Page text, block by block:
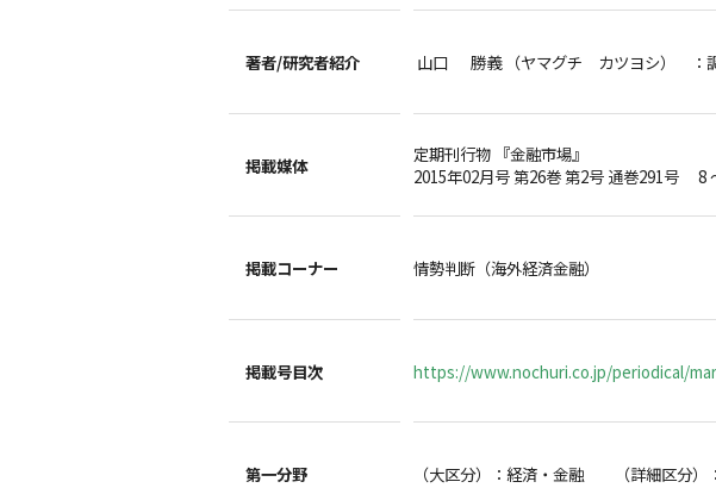
著者/研究者紹介 山口 勝義 （ヤマグチ カツヨシ）
掲載媒体
定期刊行物 『金融市場』
2015年02月号 第26巻 第2号 通巻291号 8
掲載コーナー 情勢判断（海外経済金融）
掲載号目次 https://www.nochuri.co.jp/periodical/
第一分野 （大区分）：経済・金融 （詳細区分）